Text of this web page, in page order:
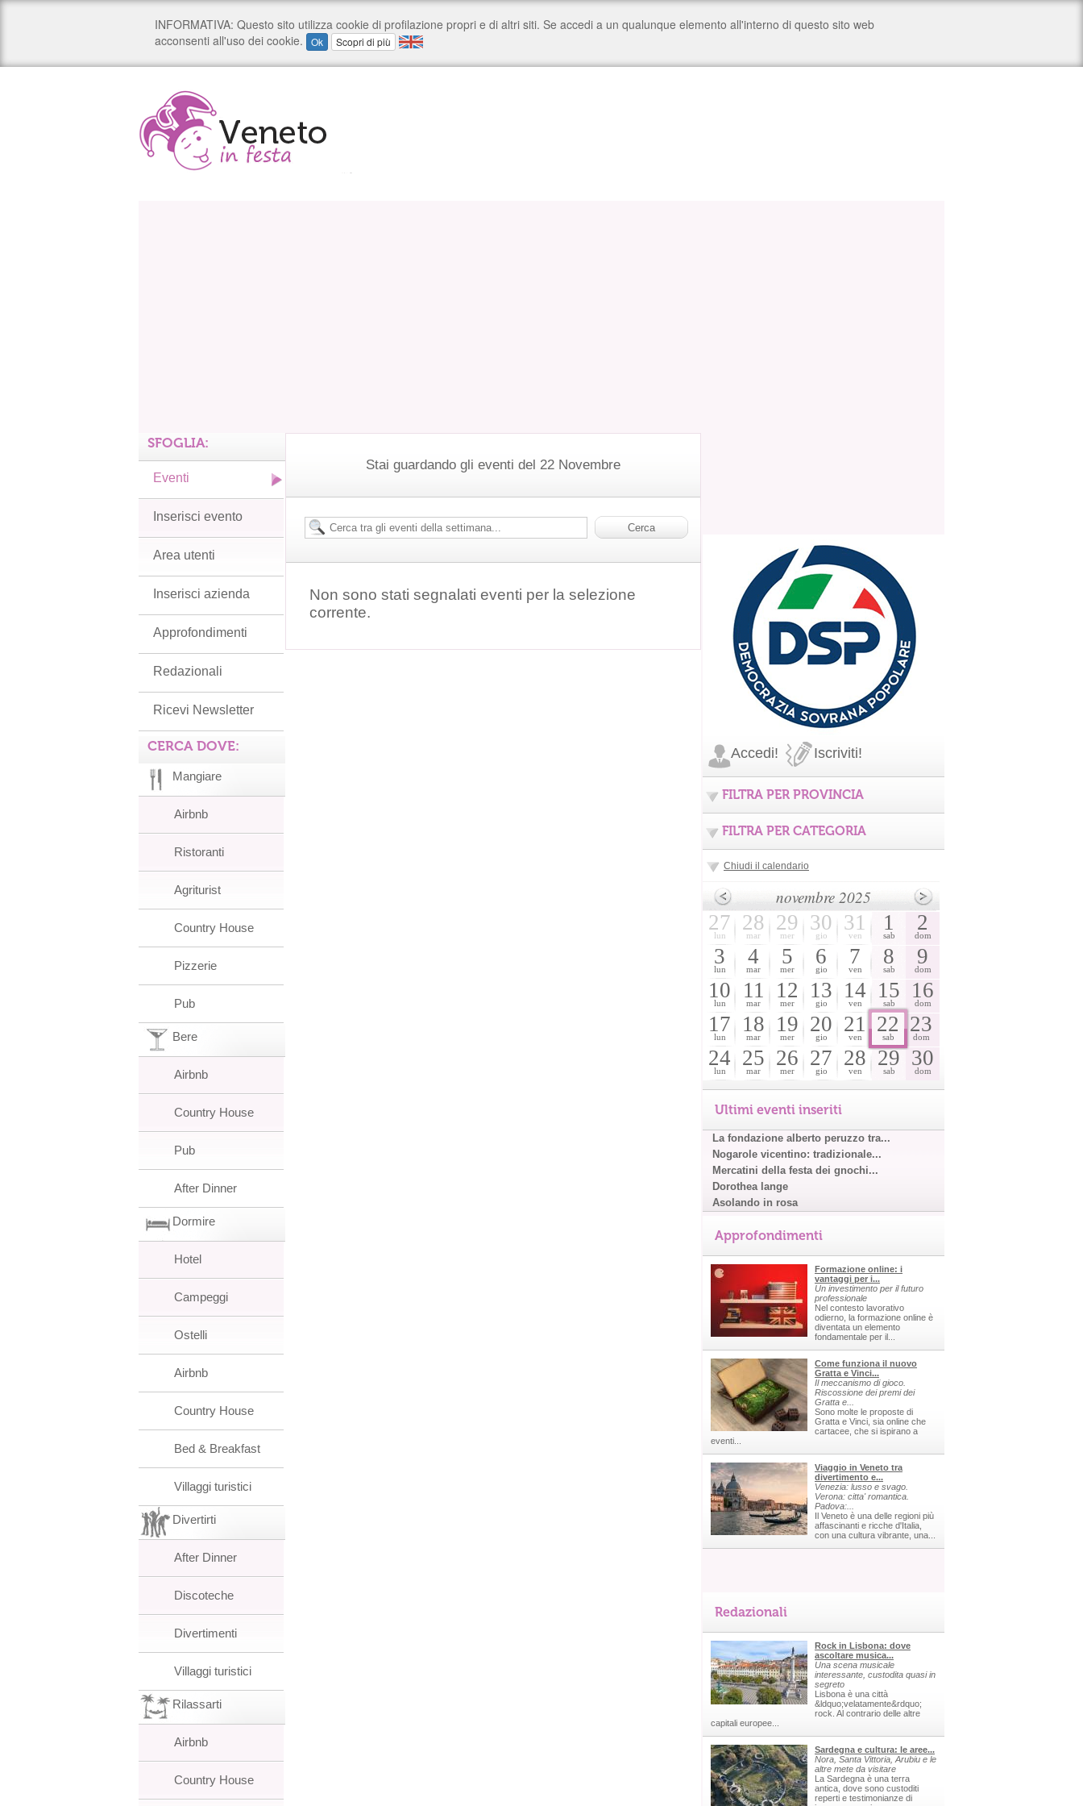
Stai guardando gli eventi del 22 Novembre
Non sono stati segnalati eventi per la selezione
corrente.
SFOGLIA:
Eventi
Inserisci evento
Area utenti
Inserisci azienda
Approfondimenti
Redazionali
Ricevi Newsletter
CERCA DOVE:
Mangiare
Airbnb
Ristoranti
Agriturist
Country House
Pizzerie
Pub
Bere
Airbnb
Country House
Pub
After Dinner
Dormire
Hotel
Campeggi
Ostelli
Airbnb
Country House
Bed & Breakfast
Villaggi turistici
Divertirti
After Dinner
Discoteche
Divertimenti
Villaggi turistici
Rilassarti
Airbnb
Country House
Accedi! Iscriviti!
FILTRA PER PROVINCIA
FILTRA PER CATEGORIA
Chiudi il calendario
novembre 2025
27
lun
28
mar
29
mer
30
gio
31
ven
1
sab
2
dom
3
lun
4
mar
5
mer
6
gio
7
ven
8
sab
9
dom
10
lun
11
mar
12
mer
13
gio
14
ven
15
sab
16
dom
17
lun
18
mar
19
mer
20
gio
21
ven
22
sab
23
dom
24
lun
25
mar
26
mer
27
gio
28
ven
29
sab
30
dom
Ultimi eventi inseriti
La fondazione alberto peruzzo tra...
Nogarole vicentino: tradizionale...
Mercatini della festa dei gnochi...
Dorothea lange
Asolando in rosa
Approfondimenti
Formazione online: i
vantaggi per i...
Un investimento per il futuro
professionale
Nel contesto lavorativo
odierno, la formazione online è
diventata un elemento
fondamentale per il...
Come funziona il nuovo
Gratta e Vinci...
Il meccanismo di gioco.
Riscossione dei premi dei
Gratta e...
Sono molte le proposte di
Gratta e Vinci, sia online che
cartacee, che si ispirano a
eventi...
Viaggio in Veneto tra
divertimento e...
Venezia: lusso e svago.
Verona: citta' romantica.
Padova:...
Il Veneto è una delle regioni più
affascinanti e ricche d'Italia,
con una cultura vibrante, una...
Redazionali
Rock in Lisbona: dove
ascoltare musica...
Una scena musicale
interessante, custodita quasi in
segreto
Lisbona è una città
&ldquo;velatamente&rdquo;
rock. Al contrario delle altre
capitali europee...
Sardegna e cultura: le aree...
Nora, Santa Vittoria, Arubiu e le
altre mete da visitare
La Sardegna è una terra
antica, dove sono custoditi
reperti e testimonianze di